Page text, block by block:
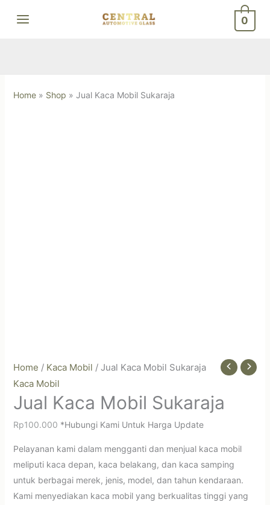
0
Home» Shop » Jual Kaca Mobil Sukaraja
Home / Kaca Mobil / Jual Kaca Mobil Sukaraja
Kaca Mobil
Jual Kaca Mobil Sukaraja
Rp100.000 *Hubungi Kami Untuk Harga Update
Pelayanan kami dalam mengganti dan menjual kaca mobil
meliputi kaca depan, kaca belakang, dan kaca samping
untuk berbagai merek, jenis, model, dan tahun kendaraan.
Kami menyediakan kaca mobil yang berkualitas tinggi yang